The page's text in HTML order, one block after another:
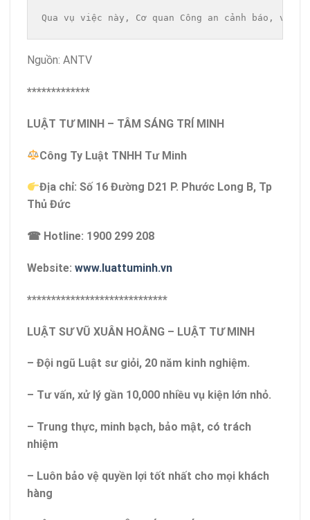
Qua vụ việc này, Cơ quan Công an cảnh báo,
Nguồn: ANTV
*************
LUẬT TƯ MINH – TÂM SÁNG TRÍ MINH
Công Ty Luật TNHH Tư Minh
Địa chỉ: Số 16 Đường D21 P. Phước Long B, Tp
Thủ Đức
☎ Hotline: 1900 299 208
Website: www.luattuminh.vn
*****************************
LUẬT SƯ VŨ XUÂN HOẰNG – LUẬT TƯ MINH
– Đội ngũ Luật sư giỏi, 20 năm kinh nghiệm.
– Tư vấn, xử lý gần 10,000 nhiều vụ kiện lớn nhỏ.
– Trung thực, minh bạch, bảo mật, có trách
nhiệm
– Luôn bảo vệ quyền lợi tốt nhất cho mọi khách
hàng